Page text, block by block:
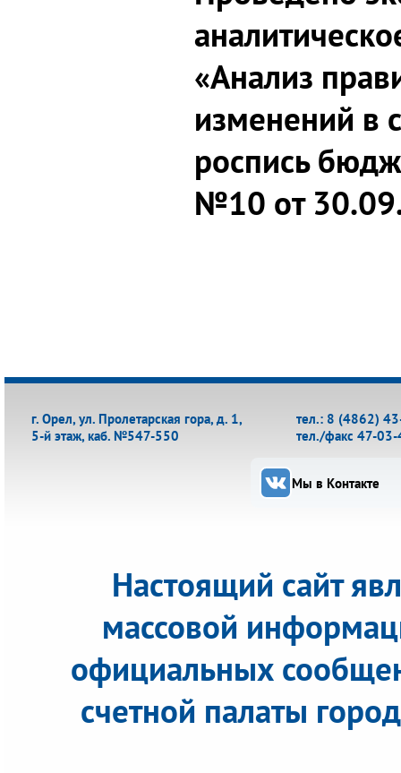
«Анализ
изменений в
роспись
№10 от
г. Орел, ул. Пролетарская гора, д. 1,
5-й этаж, каб. №547-550
тел.: 8 (4862)
тел./факс 47-
Мы в Контакте
Настоящий сайт
массовой
официальных
счетной палаты